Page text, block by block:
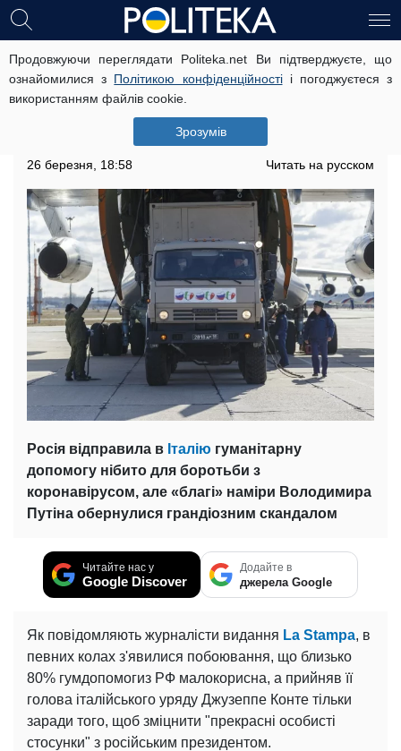
Продовжуючи переглядати Politeka.net Ви підтверджуєте, що
ознайомилися з Політикою конфіденційностіі погоджуєтеся з
використанням файлів cookie.
Зрозумів
"На 80% марно": РФ перекинула в
Європу "допомогу" проти
коронавіруса, італійці в розпачі
Радість обернулася розчаруванням
26 березня, 18:58 Читать на русском
Росія відправила в Італію гуманітарну
допомогу нібито для боротьби з
коронавірусом, але «благі» наміри Володимира
Путіна обернулися грандіозним скандалом
Читайте нас у
Google Discover
Додайте в
джерела Google
Як повідомляють журналісти видання La Stampa, в
певних колах з'явилися побоювання, що близько
80% гумдопомогиз РФ малокорисна, а прийняв її
голова італійського уряду Джузеппе Конте тільки
заради того, щоб зміцнити "прекрасні особисті
стосунки" з російським президентом.